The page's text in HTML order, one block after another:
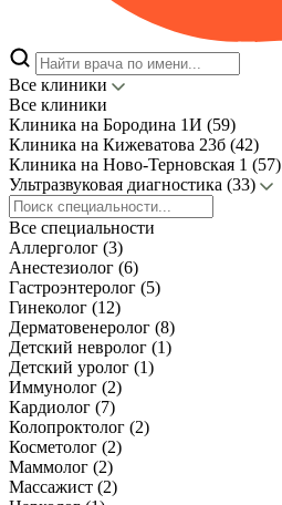
Все клиники
Все клиники
Клиника на Бородина 1И (59)
Клиника на Кижеватова 23б (42)
Клиника на Ново-Терновская 1 (57)
Ультразвуковая диагностика (33)
Все специальности
Аллерголог (3)
Анестезиолог (6)
Гастроэнтеролог (5)
Гинеколог (12)
Дерматовенеролог (8)
Детский невролог (1)
Детский уролог (1)
Иммунолог (2)
Кардиолог (7)
Колопроктолог (2)
Косметолог (2)
Маммолог (2)
Массажист (2)